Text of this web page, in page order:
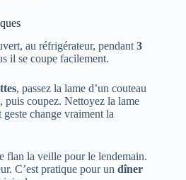
au réfrigérateur, pendant3
il se coupe facilement.
, passez la lame d’un couteau
puis coupez. Nettoyez la lame
change vraiment la
flan la veille pour le lendemain.
C’est pratique pour un dîner